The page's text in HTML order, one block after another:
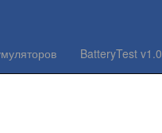
BatteryTest v1.0